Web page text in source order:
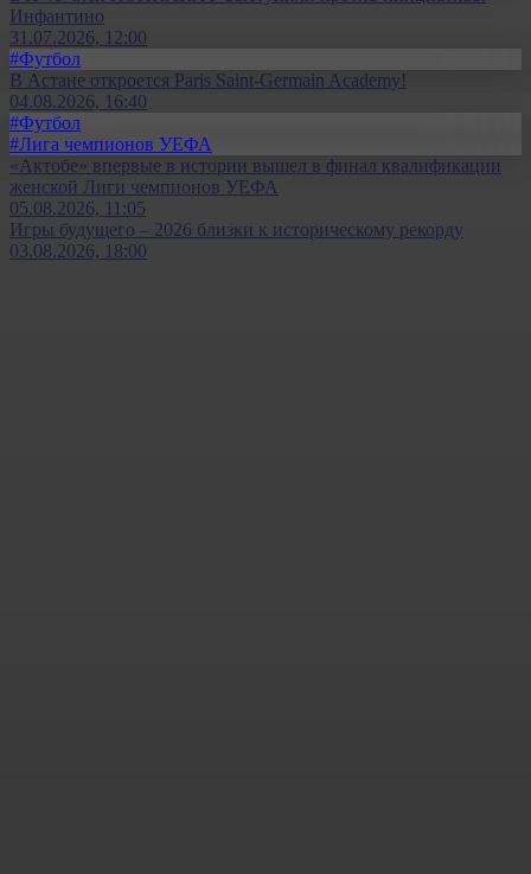
Инфантино
31.07.2026, 12:00
#Футбол
В Астане откроется Paris Saint-Germain Academy!
04.08.2026, 16:40
#Футбол
#Лига чемпионов УЕФА
«Актобе» впервые в истории вышел в финал квалификации
женской Лиги чемпионов УЕФА
05.08.2026, 11:05
Игры будущего – 2026 близки к историческому рекорду
03.08.2026, 18:00